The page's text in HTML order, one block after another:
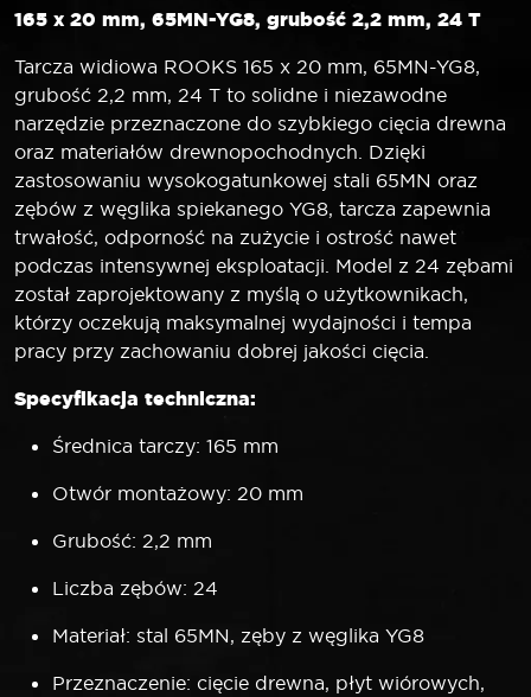
165 x 20 mm, 65MN-YG8, grubość 2,2 mm, 24 T
Tarcza widiowa ROOKS 165 x 20 mm, 65MN-YG8,
grubość 2,2 mm, 24 T to solidne i niezawodne
narzędzie przeznaczone do szybkiego cięcia drewna
oraz materiałów drewnopochodnych. Dzięki
zastosowaniu wysokogatunkowej stali 65MN oraz
zębów z węglika spiekanego YG8, tarcza zapewnia
trwałość, odporność na zużycie i ostrość nawet
podczas intensywnej eksploatacji. Model z 24 zębami
został zaprojektowany z myślą o użytkownikach,
którzy oczekują maksymalnej wydajności i tempa
pracy przy zachowaniu dobrej jakości cięcia.
Specyfikacja techniczna:
Średnica tarczy: 165 mm
Otwór montażowy: 20 mm
Grubość: 2,2 mm
Liczba zębów: 24
Materiał: stal 65MN, zęby z węglika YG8
Przeznaczenie: cięcie drewna, płyt wiórowych,